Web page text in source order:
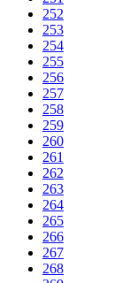
252
253
254
255
256
257
258
259
260
261
262
263
264
265
266
267
268